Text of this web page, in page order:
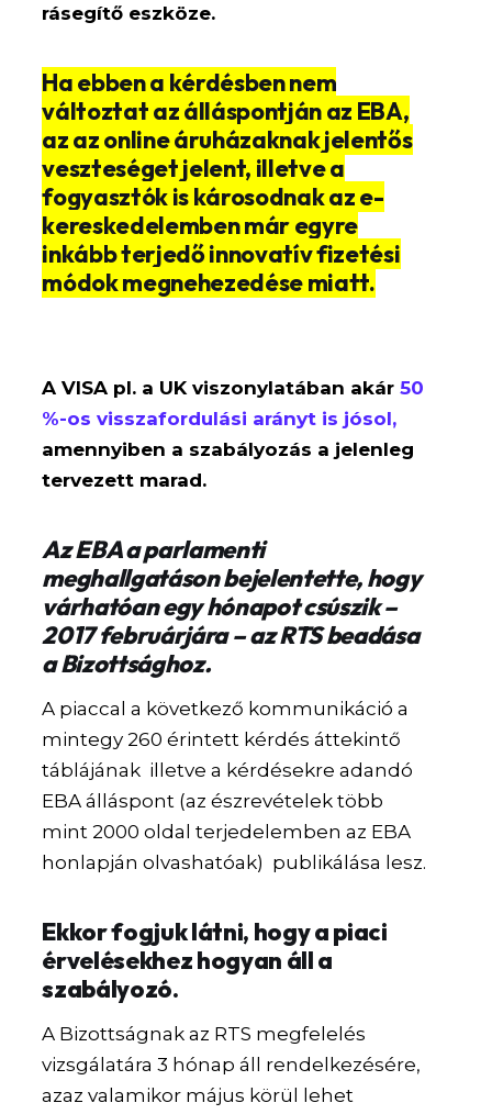
rásegítő eszköze.
Ha ebben a kérdésben nem
változtat az álláspontján az EBA,
az az online áruházaknak jelentős
veszteséget jelent, illetve a
fogyasztók is károsodnak az e-
kereskedelemben már egyre
inkább terjedő innovatív fizetési
módok megnehezedése miatt.
A VISA pl. a UK viszonylatában akár50
%-os visszafordulási arányt is jósol,
amennyiben a szabályozás a jelenleg
tervezett marad.
Az EBA a parlamenti
meghallgatáson bejelentette, hogy
várhatóan egy hónapot csúszik –
2017 februárjára – az RTS beadása
a Bizottsághoz.
A piaccal a következő kommunikáció a
mintegy 260 érintett kérdés áttekintő
táblájának illetve a kérdésekre adandó
EBA álláspont (az észrevételek több
mint 2000 oldal terjedelemben az EBA
honlapján olvashatóak) publikálása lesz.
Ekkor fogjuk látni, hogy a piaci
érvelésekhez hogyan áll a
szabályozó.
A Bizottságnak az RTS megfelelés
vizsgálatára 3 hónap áll rendelkezésére,
azaz valamikor május körül lehet